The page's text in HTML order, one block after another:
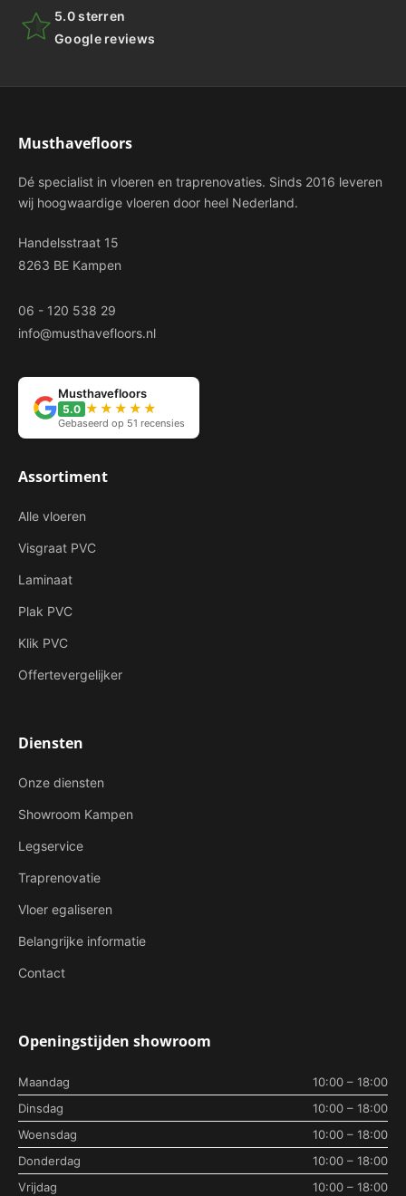
5.0 sterren
Google reviews
Musthavefloors
Dé specialist in vloeren en traprenovaties. Sinds 2016 leveren
wij hoogwaardige vloeren door heel Nederland.
Handelsstraat 15
8263 BE Kampen
06 - 120 538 29
info@musthavefloors.nl
Musthavefloors
5.0 ★★★★★
Gebaseerd op 51 recensies
Assortiment
Alle vloeren
Visgraat PVC
Laminaat
Plak PVC
Klik PVC
Offertevergelijker
Diensten
Onze diensten
Showroom Kampen
Legservice
Traprenovatie
Vloer egaliseren
Belangrijke informatie
Contact
Openingstijden showroom
Maandag
10:00 – 18:00
Dinsdag
10:00 – 18:00
Woensdag
10:00 – 18:00
Donderdag
10:00 – 18:00
Vrijdag
10:00 – 18:00